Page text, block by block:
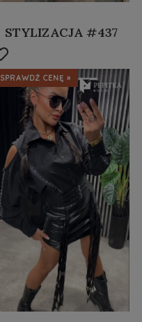
STYLIZACJA #437
SPRAWDŹ CENĘ »